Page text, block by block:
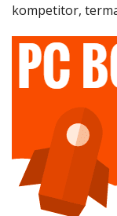
kompetitor,